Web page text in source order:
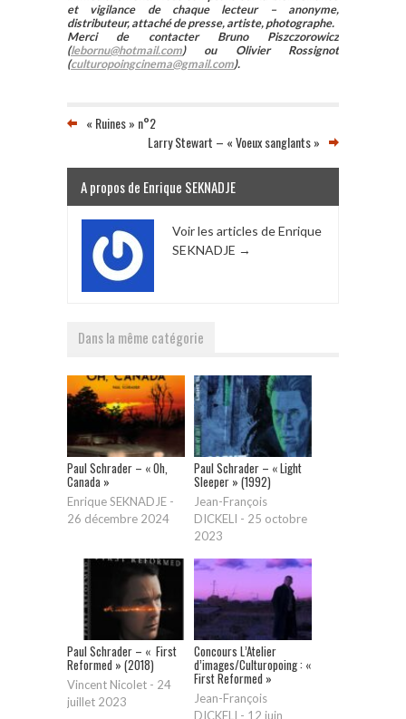
et vigilance de chaque lecteur – anonyme,
distributeur, attaché de presse, artiste, photographe.
Merci de contacter Bruno Piszczorowicz
(lebornu@hotmail.com) ou Olivier Rossignot
(culturopoingcinema@gmail.com).
« Ruines » n°2
Larry Stewart – « Voeux sanglants »
A propos de Enrique SEKNADJE
Voir les articles de Enrique
SEKNADJE →
Dans la même catégorie
Paul Schrader – « Oh,
Canada »
Enrique SEKNADJE -
26 décembre 2024
Paul Schrader – « Light
Sleeper » (1992)
Jean-François
DICKELI - 25 octobre
2023
Paul Schrader – « First
Reformed » (2018)
Vincent Nicolet - 24
juillet 2023
Concours L’Atelier
d’images/Culturopoing : «
First Reformed »
Jean-François
DICKELI - 12 juin